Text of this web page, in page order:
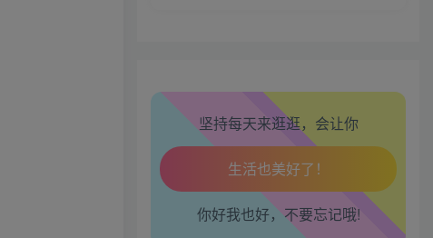
坚持每天来逛逛，会让你
腰也不酸了！
工作也轻松了！
你好我也好，不要忘记哦!